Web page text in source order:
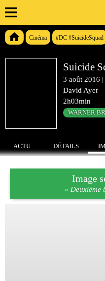
Cinéma #DC #SuicideSquad
Suicide
3 août 2016 |
David Ayer
2h03min
WARNER
ACTU DÉTAILS
Image
« Deuxième